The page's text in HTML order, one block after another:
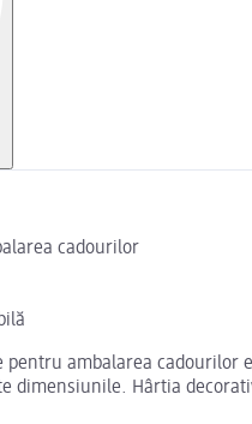
cadourilor
ambalarea
dimensiunile. Hârtia